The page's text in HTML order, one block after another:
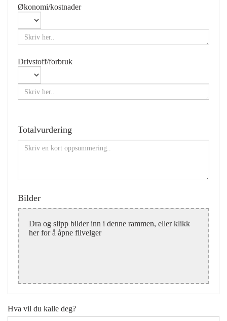
Økonomi/kostnader
Drivstoff/forbruk
Totalvurdering
Bilder
Dra og slipp bilder inn i denne rammen, eller klikk
her for å åpne filvelger
Hva vil du kalle deg?